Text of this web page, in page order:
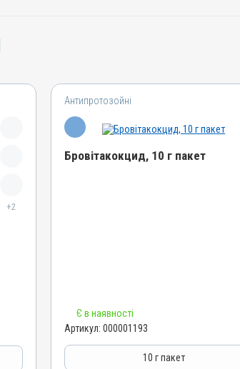
+2
Антипротозойні
Бровітакокцид, 10 г пакет
АВ-01156-01-10
Антипротозойні, Протипаразитарні,
Є в наявності
Артикул: 000001193
10 г пакет